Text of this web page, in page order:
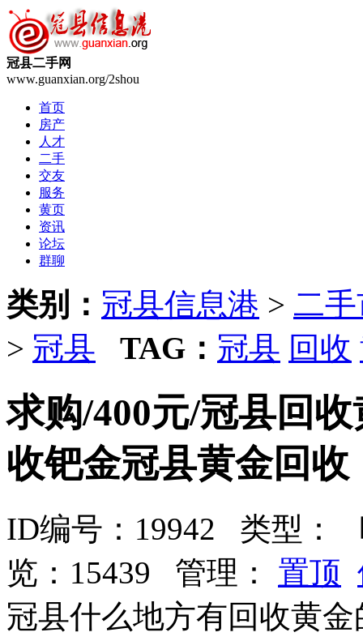
冠县二手网
www.guanxian.org/2shou
首页
房产
人才
二手
交友
服务
黄页
资讯
论坛
群聊
类别： 冠县信息港 > 二
> 冠县 TAG： 冠县 回收
求购/400元/冠县回
收钯金冠县黄金回收
ID编号：19942 类型：
览：15439 管理： 置顶
冠县什么地方有回收黄